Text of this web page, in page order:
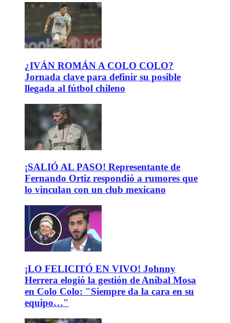
¿IVÁN ROMÁN A COLO COLO?
Jornada clave para definir su posible
llegada al fútbol chileno
¡SALIÓ AL PASO! Representante de
Fernando Ortiz respondió a rumores que
lo vinculan con un club mexicano
¡LO FELICITÓ EN VIVO! Johnny
Herrera elogió la gestión de Aníbal Mosa
en Colo Colo: "Siempre da la cara en su
equipo…"